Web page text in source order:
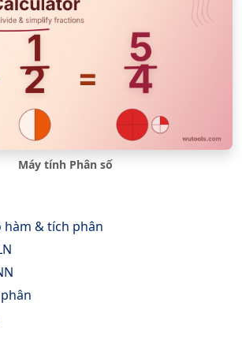
Máy tính Phân số
hàm & tích phân